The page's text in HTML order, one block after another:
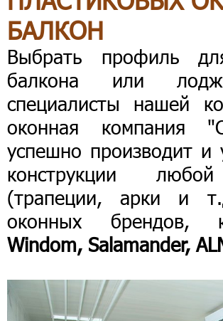
БАЛКОН
Выбрать профиль
балкона или
специалисты нашей
оконная компания
успешно производит и
конструкции
(трапеции, арки и
оконных брендов,
Windom, Salamander,